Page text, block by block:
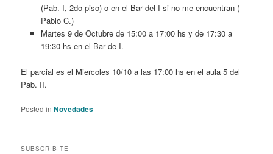
(Pab. I, 2do piso) o en el Bar del I si no me encuentran (
Pablo C.)
Martes 9 de Octubre de 15:00 a 17:00 hs y de 17:30 a
19:30 hs en el Bar de I.
El parcial es el Miercoles 10/10 a las 17:00 hs en el aula 5 del
Pab. II.
Posted in Novedades
SUBSCRIBITE